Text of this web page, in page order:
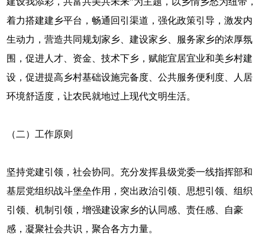
着力搭建建乡平台，畅通回引渠道，强化政策引导，激发内
生动力，营造共同规划家乡、建设家乡、服务家乡的浓厚氛
围，促进人才、资金、技术下乡，赋能宜居宜业和美乡村建
设，促进提高乡村基础设施完备度、公共服务便利度、人居
环境舒适度，让农民就地过上现代文明生活。
（二）工作原则
坚持党建引领，社会协同。充分发挥县级党委一线指挥部和
基层党组织战斗堡垒作用，突出政治引领、思想引领、组织
引领、机制引领，增强建设家乡的认同感、责任感、自豪
感，凝聚社会共识，聚合各方力量。